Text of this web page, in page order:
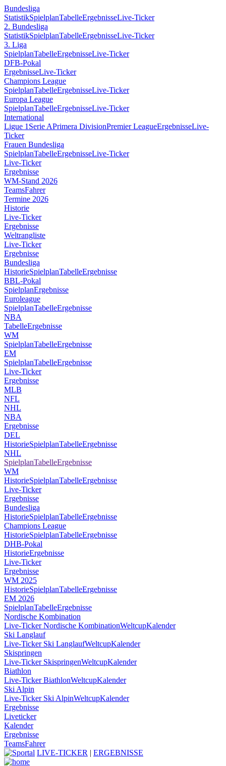
Bundesliga
StatistikSpielplanTabelleErgebnisseLive-Ticker
2. Bundesliga
StatistikSpielplanTabelleErgebnisseLive-Ticker
3. Liga
SpielplanTabelleErgebnisseLive-Ticker
DFB-Pokal
ErgebnisseLive-Ticker
Champions League
SpielplanTabelleErgebnisseLive-Ticker
Europa League
SpielplanTabelleErgebnisseLive-Ticker
International
Ligue 1 Serie APrimera DivisionPremier LeagueErgebnisseLive-
Ticker
Frauen Bundesliga
SpielplanTabelleErgebnisseLive-Ticker
Live-Ticker
Ergebnisse
WM-Stand 2026
TeamsFahrer
Termine 2026
Historie
Live-Ticker
Ergebnisse
Weltrangliste
Live-Ticker
Ergebnisse
Bundesliga
HistorieSpielplanTabelleErgebnisse
BBL-Pokal
SpielplanErgebnisse
Euroleague
SpielplanTabelleErgebnisse
NBA
TabelleErgebnisse
WM
SpielplanTabelleErgebnisse
EM
SpielplanTabelleErgebnisse
Live-Ticker
Ergebnisse
MLB
NFL
NHL
NBA
Ergebnisse
DEL
HistorieSpielplanTabelleErgebnisse
NHL
SpielplanTabelleErgebnisse
WM
HistorieSpielplanTabelleErgebnisse
Live-Ticker
Ergebnisse
Bundesliga
HistorieSpielplanTabelleErgebnisse
Champions League
HistorieSpielplanTabelleErgebnisse
DHB-Pokal
HistorieErgebnisse
Live-Ticker
Ergebnisse
WM 2025
HistorieSpielplanTabelleErgebnisse
EM 2026
SpielplanTabelleErgebnisse
Nordische Kombination
Live-Ticker Nordische KombinationWeltcupKalender
Ski Langlauf
Live-Ticker Ski LanglaufWeltcupKalender
Skispringen
Live-Ticker SkispringenWeltcupKalender
Biathlon
Live-Ticker BiathlonWeltcupKalender
Ski Alpin
Live-Ticker Ski AlpinWeltcupKalender
Ergebnisse
Liveticker
Kalender
Ergebnisse
TeamsFahrer
LIVE-TICKER | ERGEBNISSE